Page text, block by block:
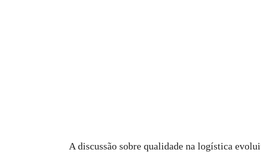
A discussão sobre qualidade na logística